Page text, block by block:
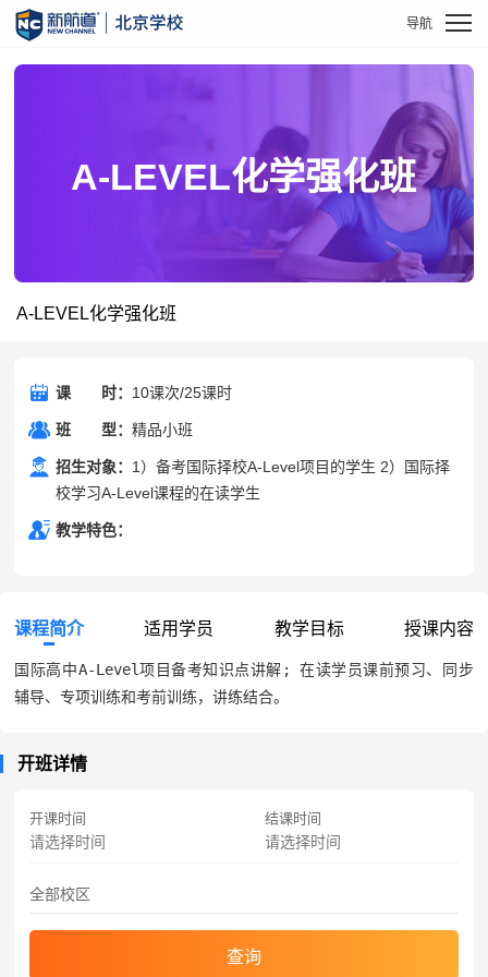
A-LEVEL化学强化班
A-LEVEL化学强化班
课 时： 10课次/25课时
班 班型型：精品小班
招生对象： 1）备考国际择校A-Level项目的学生 2）国际择
校学习A-Level课程的在读学生
教学特色：
课程简介 适用学员 教学目标 授课内容
国际高中A-Level项目备考知识点讲解; 在读学员课前预习、同步
辅导、专项训练和考前训练，讲练结合。
开班详情
开课时间 结课时间
查询